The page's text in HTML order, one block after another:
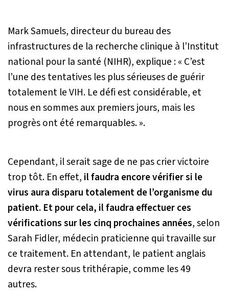
Mark Samuels, directeur du bureau des
infrastructures de la recherche clinique à l’Institut
national pour la santé (NIHR), explique :« C’est
l’une des tentatives les plus sérieuses de guérir
totalement le VIH. Le défi est considérable, et
nous en sommes aux premiers jours, mais les
progrès ont été remarquables. ».
Cependant, il serait sage de ne pas crier victoire
trop tôt. En effet, il faudra encore vérifier si le
virus aura disparu totalement de l’organisme du
patient. Et pour cela, il faudra effectuer ces
vérifications sur les cinq prochaines années, selon
Sarah Fidler, médecin praticienne qui travaille sur
ce traitement. En attendant, le patient anglais
devra rester sous trithérapie, comme les 49
autres.